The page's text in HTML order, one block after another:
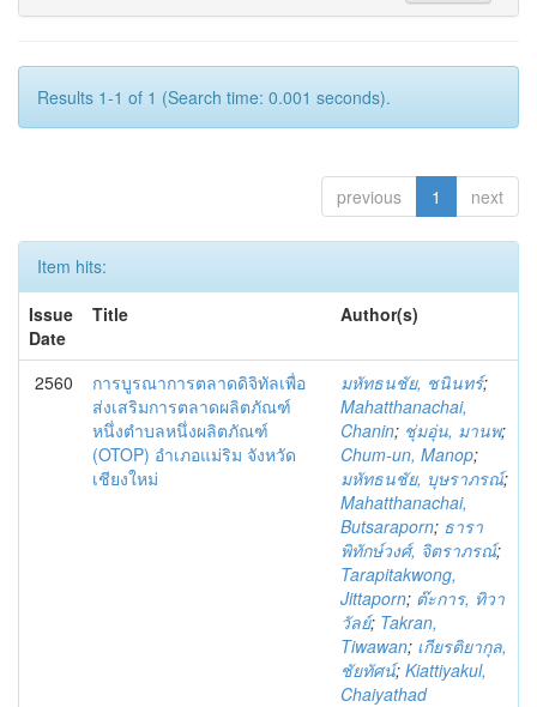
Results 1-1 of 1 (Search time: 0.001 seconds).
previous 1 next
Item hits:
Issue
Date
Title Author(s)
2560
การบูรณาการตลาดดิจิทัลเพื่อ
ส่งเสริมการตลาดผลิตภัณฑ์
หนึ่งตำบลหนึ่งผลิตภัณฑ์
(OTOP) อำเภอแม่ริม จังหวัด
เชียงใหม่
มหัทธนชัย, ชนินทร์;
Mahatthanachai,
Chanin; ชุ่มอุ่น, มานพ;
Chum-un, Manop;
มหัทธนชัย, บุษราภรณ์;
Mahatthanachai,
Butsaraporn; ธารา
พิทักษ์วงศ์, จิตราภรณ์;
Tarapitakwong,
Jittaporn; ต๊ะการ, ทิวา
วัลย์; Takran,
Tiwawan; เกียรติยากุล,
ชัยทัศน์; Kiattiyakul,
Chaiyathad